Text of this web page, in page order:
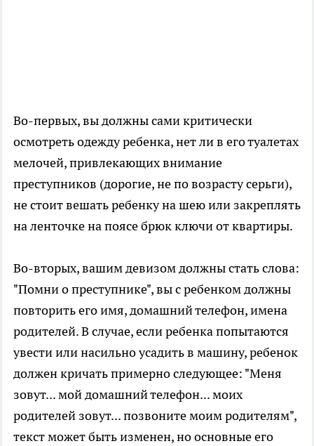
Во-первых, вы должны сами критически
осмотреть одежду ребенка, нет ли в его туалетах
мелочей, привлекающих внимание
преступников (дорогие, не по возрасту серьги),
не стоит вешать ребенку на шею или закреплять
на ленточке на поясе брюк ключи от квартиры.
Во-вторых, вашим девизом должны стать слова:
"Помни о преступнике", вы с ребенком должны
повторить его имя, домашний телефон, имена
родителей. В случае, если ребенка попытаются
увести или насильно усадить в машину, ребенок
должен кричать примерно следующее: "Меня
зовут... мой домашний телефон... моих
родителей зовут... позвоните моим родителям",
текст может быть изменен, но основные его